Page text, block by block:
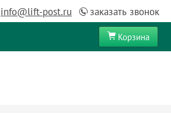
info@lift-post.ru заказать звонок
Корзина